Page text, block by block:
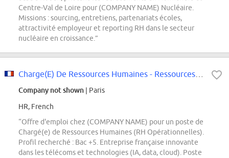
Centre-Val de Loire pour (COMPANY NAME) Nucléaire.
Missions : sourcing, entretiens, partenariats écoles,
attractivité employeur et reporting RH dans le secteur
nucléaire en croissance.”
Company not shown | Paris
HR, French
“Offre d'emploi chez (COMPANY NAME) pour un poste de
Chargé(e) de Ressources Humaines (RH Opérationnelles).
Profil recherché : Bac +5. Entreprise française innovante
dans les télécoms et technologies (IA, data, cloud). Poste